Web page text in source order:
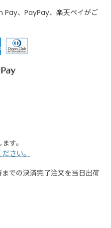
Pay、PayPay、楽天ペイがご
す。
さい。
での決済完了注文を当日出荷